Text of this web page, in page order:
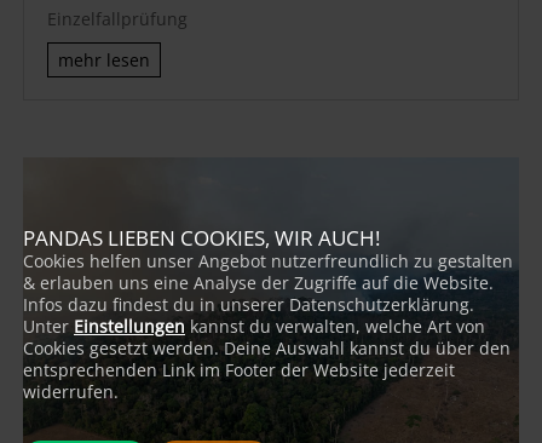
Einzelfallprüfung
mehr lesen
PANDAS LIEBEN COOKIES, WIR AUCH!
Cookies helfen unser Angebot nutzerfreundlich zu gestalten
& erlauben uns eine Analyse der Zugriffe auf die Website.
Infos dazu findest du in unserer Datenschutzerklärung.
Unter Einstellungen kannst du verwalten, welche Art von
Cookies gesetzt werden. Deine Auswahl kannst du über den
entsprechenden Link im Footer der Website jederzeit
widerrufen.